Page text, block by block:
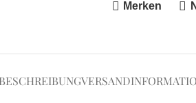
Merken
BESCHREIBUNG